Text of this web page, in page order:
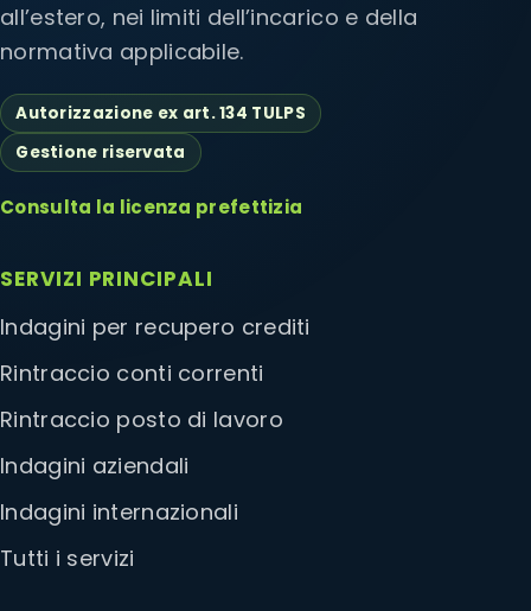
all’estero, nei limiti dell’incarico e della
normativa applicabile.
Autorizzazione ex art. 134 TULPS
Gestione riservata
Consulta la licenza prefettizia
SERVIZI PRINCIPALI
Indagini per recupero crediti
Rintraccio conti correnti
Rintraccio posto di lavoro
Indagini aziendali
Indagini internazionali
Tutti i servizi